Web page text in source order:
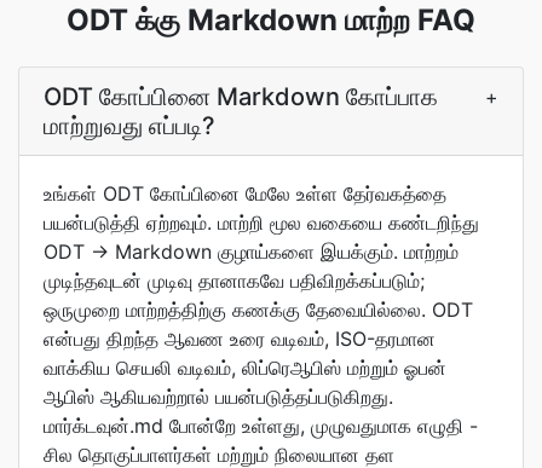
ODT க்கு Markdown மாற்ற FAQ
ODT கோப்பினை Markdown கோப்பாக
மாற்றுவது எப்படி?
+
உங்கள் ODT கோப்பினை மேலே உள்ள தேர்வகத்தை
பயன்படுத்தி ஏற்றவும். மாற்றி மூல வகையை கண்டறிந்து
ODT → Markdown குழாய்களை இயக்கும். மாற்றம்
முடிந்தவுடன் முடிவு தானாகவே பதிவிறக்கப்படும்;
ஒருமுறை மாற்றத்திற்கு கணக்கு தேவையில்லை. ODT
என்பது திறந்த ஆவண உரை வடிவம், ISO-தரமான
வாக்கிய செயலி வடிவம், லிப்ரெஆபிஸ் மற்றும் ஓபன்
ஆபிஸ் ஆகியவற்றால் பயன்படுத்தப்படுகிறது.
மார்க்டவுன்.md போன்றே உள்ளது, முழுவதுமாக எழுதி -
சில தொகுப்பாளர்கள் மற்றும் நிலையான தள